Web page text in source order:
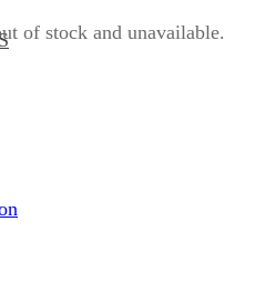
of stock and unavailable.